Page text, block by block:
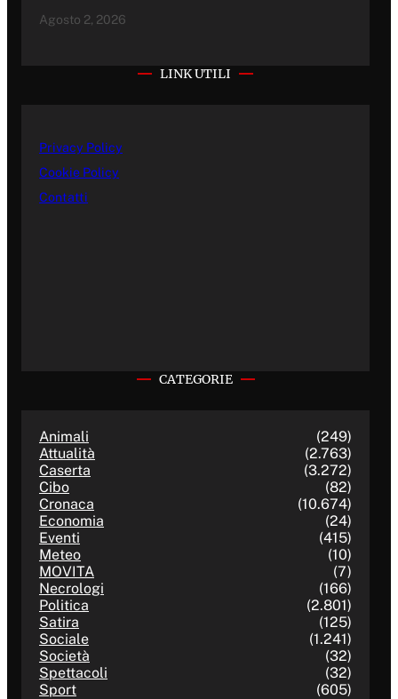
Agosto 2, 2026
LINK UTILI
Privacy Policy
Cookie Policy
Contatti
CATEGORIE
Animali
(249)
Attualità
(2.763)
Caserta
(3.272)
Cibo
(82)
Cronaca
(10.674)
Economia
(24)
Eventi
(415)
Meteo
(10)
MOVITA
(7)
Necrologi
(166)
Politica
(2.801)
Satira
(125)
Sociale
(1.241)
Società
(32)
Spettacoli
(32)
Sport
(605)